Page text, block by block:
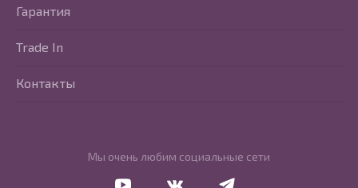
Мы очень любим социальные сети
Гарантия
Trade In
Контакты